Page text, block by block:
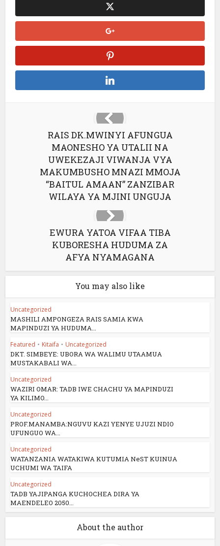
RAIS DK.MWINYI AFUNGUA
MAONESHO YA UTALII NA
UWEKEZAJI VIWANJA VYA
MAKUMBUSHO MNAZI MMOJA
“BAITUL AMAAN” ZANZIBAR
WILAYA YA MJINI UNGUJA
EWURA YATOA VIFAA TIBA
KUBORESHA HUDUMA ZA
AFYA NYAMAGANA
You may also like
Uncategorized
MASHILI AMPONGEZA RAIS SAMIA KWA
MAPINDUZI YA HUDUMA...
Featured • Kitaifa • Uncategorized
DKT. SIMBEYE: UBORA WA WALIMU UTAAMUA
MUSTAKABALI WA...
Uncategorized
WAZIRI OMAR: TADB IWE CHACHU YA MAPINDUZI
YA KILIMO...
Uncategorized
PROF.MANAMBA:NGUVU KAZI YENYE UJUZI NDIO
UFUNGUO WA...
Uncategorized
WATANZANIA WATAKIWA KUTUMIA NeST KUINUA
UCHUMI WA TAIFA
Uncategorized
TADB YAJIPANGA KUCHOCHEA DIRA YA
MAENDELEO 2050...
About the author